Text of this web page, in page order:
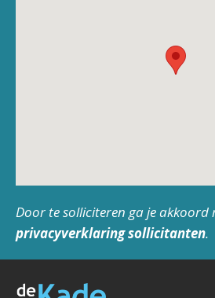
Door te solliciteren ga je akkoord
privacyverklaring sollicitanten.